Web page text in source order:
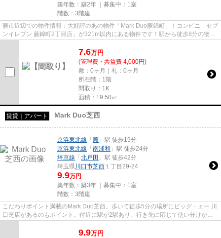
築年数：築2年 ｜募集中： 1室
階数：3階建
蕨市近辺での物件情報：大好評のあの物件「Mark Duo蕨錦町」！コンビニ「セブ
ンイレブン 蕨錦町2丁目店」が321m以内にある物件です！駅から徒歩8分の物件
7.6万円
(管理費・共益費 4,000円)
敷：0ヶ月｜礼：0ヶ月
所在階：1階
間取り：1K
面積：19.50㎡
賃貸｜アパート Mark Duo芝西
京浜東北線 「 蕨 」駅 徒歩19分
京浜東北線 「 南浦和 」駅 徒歩24分
埼京線 「 北戸田 」駅 徒歩42分
埼玉県川口市芝西 １丁目29-24
9.9万円
築年数：築3年 ｜募集中： 1室
階数：3階建
こだわりポイント満載のMark Duo芝西。歩いて徒歩5分の場所にビッグ・エー 川
口芝店があるのもポイント。付近に駅が2駅あり、行き先に応じて使い分けがで
9.9万円